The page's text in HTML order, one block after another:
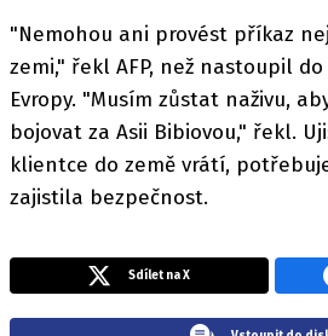
"Nemohou ani provést příkaz
zemi," řekl AFP, než nastoupil
Evropy. "Musím zůstat naživu,
bojovat za Asii Bibiovou," řekl.
klientce do země vrátí,
zajistila bezpečnost.
Sdílet na X